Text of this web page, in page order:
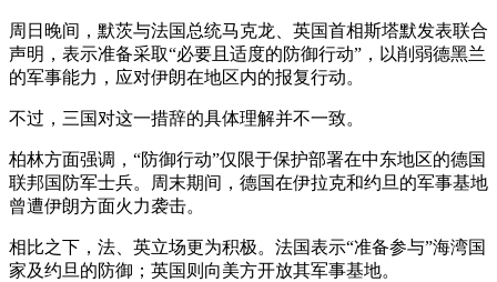
周日晚间，默茨与法国总统马克龙、英国首相斯塔默发表联合
声明，表示准备采取“必要且适度的防御行动”，以削弱德黑兰
的军事能力，应对伊朗在地区内的报复行动。
不过，三国对这一措辞的具体理解并不一致。
柏林方面强调，“防御行动”仅限于保护部署在中东地区的德国
联邦国防军士兵。周末期间，德国在伊拉克和约旦的军事基地
曾遭伊朗方面火力袭击。
相比之下，法、英立场更为积极。法国表示“准备参与”海湾国
家及约旦的防御；英国则向美方开放其军事基地。